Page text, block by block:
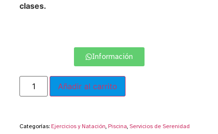
clases.
Información
Añadir al carrito
Categorías: Ejercicios y Natación Piscina Servicios de Serenidad